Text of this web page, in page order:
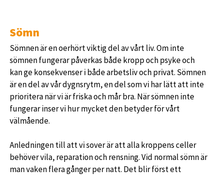
Sömn
Sömnen är en oerhört viktig del av vårt liv. Om inte
sömnen fungerar påverkas både kropp och psyke och
kan ge konsekvenser i både arbetsliv och privat. Sömnen
är en del av vår dygnsrytm, en del som vi har lätt att inte
prioritera när vi är friska och mår bra. När sömnen inte
fungerar inser vi hur mycket den betyder för vårt
välmående.
Anledningen till att vi sover är att alla kroppens celler
behöver vila, reparation och rensning. Vid normal sömn är
man vaken flera gånger per natt. Det blir först ett